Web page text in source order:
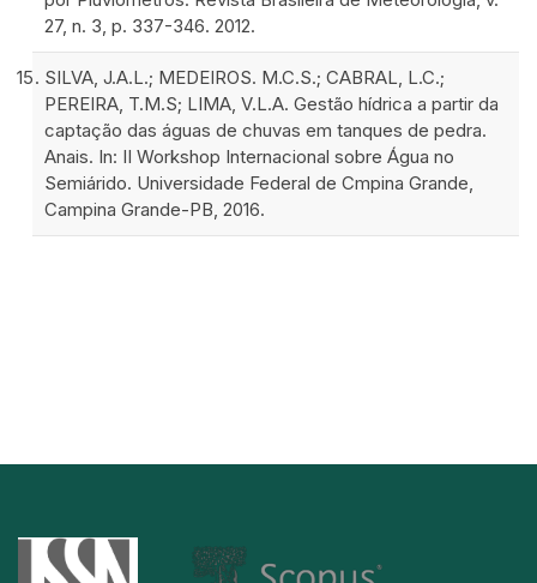
27, n. 3, p. 337-346. 2012.
SILVA, J.A.L.; MEDEIROS. M.C.S.; CABRAL, L.C.;
PEREIRA, T.M.S; LIMA, V.L.A. Gestão hídrica a partir da
captação das águas de chuvas em tanques de pedra.
Anais. In: II Workshop Internacional sobre Água no
Semiárido. Universidade Federal de Cmpina Grande,
Campina Grande-PB, 2016.